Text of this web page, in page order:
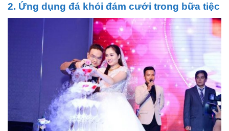
2. Ứng dụng đá khói đám cưới trong bữa tiệc